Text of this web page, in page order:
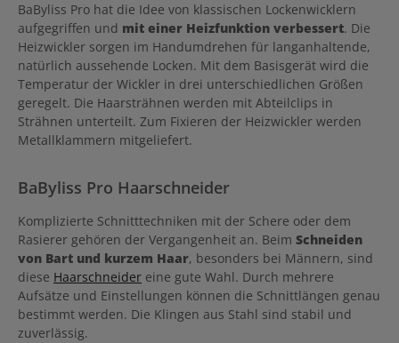
BaByliss Pro hat die Idee von klassischen Lockenwicklern
aufgegriffen und mit einer Heizfunktion verbessert. Die
Heizwickler sorgen im Handumdrehen für langanhaltende,
natürlich aussehende Locken. Mit dem Basisgerät wird die
Temperatur der Wickler in drei unterschiedlichen Größen
geregelt. Die Haarsträhnen werden mit Abteilclips in
Strähnen unterteilt. Zum Fixieren der Heizwickler werden
Metallklammern mitgeliefert.
BaByliss Pro Haarschneider
Komplizierte Schnitttechniken mit der Schere oder dem
Rasierer gehören der Vergangenheit an. Beim Schneiden
von Bart und kurzem Haar, besonders bei Männern, sind
diese Haarschneider eine gute Wahl. Durch mehrere
Aufsätze und Einstellungen können die Schnittlängen genau
bestimmt werden. Die Klingen aus Stahl sind stabil und
zuverlässig.